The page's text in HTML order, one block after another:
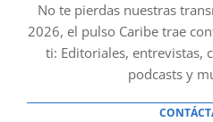
No te pierdas nuestras
2026, el pulso Caribe trae
ti: Editoriales, entrevistas,
podcasts y